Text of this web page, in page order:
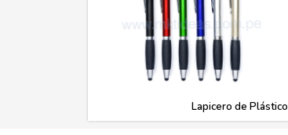
Lapicero de Plástico